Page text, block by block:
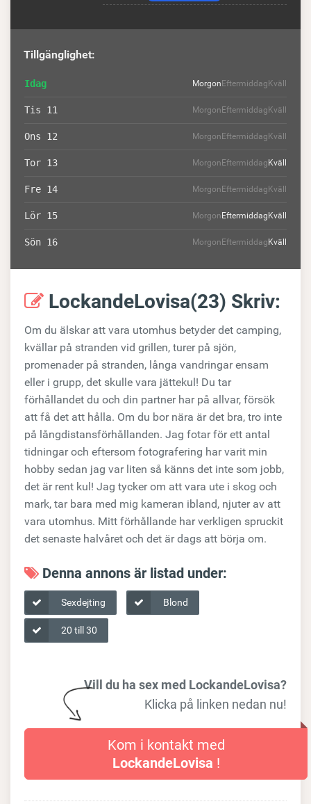
Tillgänglighet:
Idag MorgonEftermiddagKväll
Tis 11 MorgonEftermiddagKväll
Ons 12 MorgonEftermiddagKväll
Tor 13 MorgonEftermiddagKväll
Fre 14 MorgonEftermiddagKväll
Lör 15 MorgonEftermiddagKväll
Sön 16 MorgonEftermiddagKväll
LockandeLovisa(23) Skriv:
Om du älskar att vara utomhus betyder det camping,
kvällar på stranden vid grillen, turer på sjön,
promenader på stranden, långa vandringar ensam
eller i grupp, det skulle vara jättekul! Du tar
förhållandet du och din partner har på allvar, försök
att få det att hålla. Om du bor nära är det bra, tro inte
på långdistansförhållanden. Jag fotar för ett antal
tidningar och eftersom fotografering har varit min
hobby sedan jag var liten så känns det inte som jobb,
det är rent kul! Jag tycker om att vara ute i skog och
mark, tar bara med mig kameran ibland, njuter av att
vara utomhus. Mitt förhållande har verkligen spruckit
det senaste halvåret och det är dags att börja om.
Denna annons är listad under:
Sexdejting Blond
20 till 30
Vill du ha sex med LockandeLovisa?
Klicka på linken nedan nu!
Kom i kontakt med
LockandeLovisa !